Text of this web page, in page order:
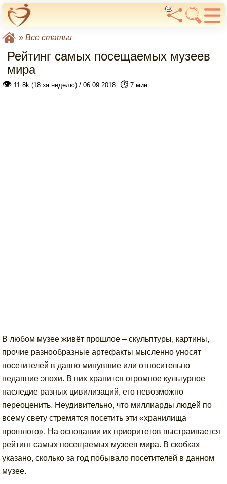
16
»Все статьи
Рейтинг самых посещаемых музеев
мира
👁 11.8k (18 за неделю) / 06.09.2018 ⏱️ 7 мин.
В любом музее живёт прошлое – скульптуры, картины,
прочие разнообразные артефакты мысленно уносят
посетителей в давно минувшие или относительно
недавние эпохи. В них хранится огромное культурное
наследие разных цивилизаций, его невозможно
переоценить. Неудивительно, что миллиарды людей по
всему свету стремятся посетить эти «хранилища
прошлого». На основании их приоритетов выстраивается
рейтинг самых посещаемых музеев мира. В скобках
указано, сколько за год побывало посетителей в данном
музее.